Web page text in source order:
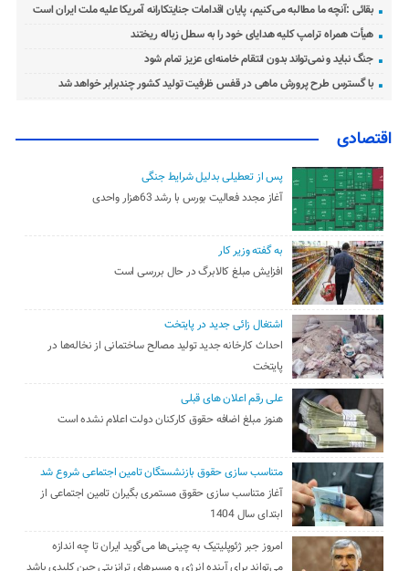
بقائی :آنچه ما مطالبه می‌کنیم، پایان اقدامات جنایتکارانه آمریکا علیه ملت ایران است
هیأت همراه ترامپ کلیه هدایای خود را به سطل زباله ریختند
جنگ نباید و نمی‌تواند بدون انتقام خامنه‌ای عزیز تمام شود
با گسترس طرح پرورش ماهی در قفس ظرفیت تولید کشور چندبرابر خواهد شد
اقتصادی
پس از تعطیلی بدلیل شرایط جنگی
آغاز مجدد فعالیت بورس با رشد 63هزار واحدی
به گفته وزیر کار
افزایش مبلغ کالابرگ در حال بررسی است
اشتغال زائی جدید در پایتخت
احداث کارخانه جدید تولید مصالح ساختمانی از نخاله‌ها در
پایتخت
علی رقم اعلان های قبلی
هنوز مبلغ اضافه حقوق کارکنان دولت اعلام نشده است
متناسب سازی حقوق بازنشستگان تامین اجتماعی شروع شد
آغاز متناسب سازی حقوق مستمری بگیران تامین اجتماعی از
ابتدای سال 1404
امروز جبر ژئوپلیتیک به چینی‌ها می‌گوید ایران تا چه اندازه
می‌تواند برای آینده انرژی و مسیرهای ترانزیتی چین کلیدی باشد